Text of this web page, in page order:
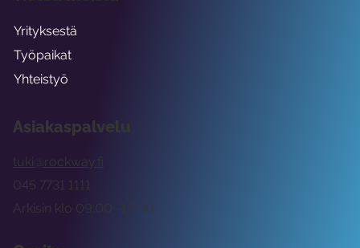
Asiakaspalvelu
tuki@rockway.fi
Arkisin klo 09:00 -15:00
045 7731 1111
Yrityksestä
Työpaikat
Yhteistyö